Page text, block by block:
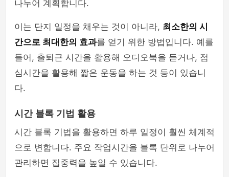
나누어 계획합니다.
이는 단지 일정을 채우는 것이 아니라, 최소한의 시
간으로 최대한의 효과를 얻기 위한 방법입니다. 예를
들어, 출퇴근 시간을 활용해 오디오북을 듣거나, 점
심시간을 활용해 짧은 운동을 하는 것 등이 있습니
다.
시간 블록 기법 활용
시간 블록 기법을 활용하면 하루 일정이 훨씬 체계적
으로 변합니다. 주요 작업시간을 블록 단위로 나누어
관리하면 집중력을 높일 수 있습니다.